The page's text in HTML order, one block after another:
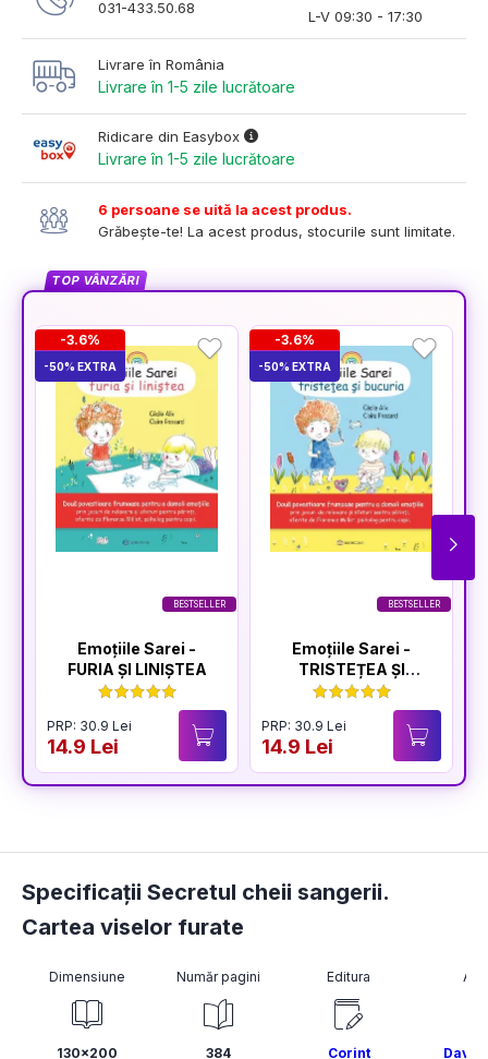
031-433.50.68
L-V 09:30 - 17:30
Livrare în România
Livrare în 1-5 zile lucrătoare
Ridicare din Easybox
Livrare în 1-5 zile lucrătoare
6 persoane se uită la acest produs.
Grăbește-te! La acest produs, stocurile sunt limitate.
TOP VÂNZĂRI
BESTSELLER
-3.6%
-50% EXTRA
Emoțiile Sarei -
FURIA ȘI LINIȘTEA
PRP: 30.9 Lei
14.9 Lei
BESTSELLER
-3.6%
-50% EXTRA
Emoțiile Sarei -
TRISTEȚEA ȘI
BUCURIA
PRP: 30.9 Lei
14.9 Lei
Specificații Secretul cheii sangerii.
Cartea viselor furate
Dimensiune
130x200
Număr pagini
384
Editura
Corint David